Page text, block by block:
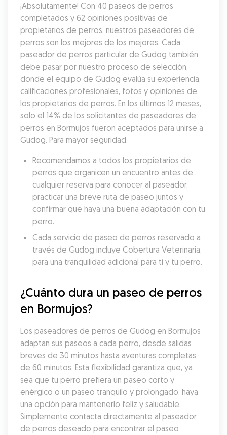
¡Absolutamente! Con 40 paseos de perros
completados y 62 opiniones positivas de
propietarios de perros, nuestros paseadores de
perros son los mejores de los mejores. Cada
paseador de perros particular de Gudog también
debe pasar por nuestro proceso de selección,
donde el equipo de Gudog evalúa su experiencia,
calificaciones profesionales, fotos y opiniones de
los propietarios de perros. En los últimos 12 meses,
solo el 14% de los solicitantes de paseadores de
perros en Bormujos fueron aceptados para unirse a
Gudog. Para mayor seguridad:
Recomendamos a todos los propietarios de
perros que organicen un encuentro antes de
cualquier reserva para conocer al paseador,
practicar una breve ruta de paseo juntos y
confirmar que haya una buena adaptación con tu
perro.
Cada servicio de paseo de perros reservado a
través de Gudog incluye Cobertura Veterinaria,
para una tranquilidad adicional para ti y tu perro.
¿Cuánto dura un paseo de perros
en Bormujos?
Los paseadores de perros de Gudog en Bormujos
adaptan sus paseos a cada perro, desde salidas
breves de 30 minutos hasta aventuras completas
de 60 minutos. Esta flexibilidad garantiza que, ya
sea que tu perro prefiera un paseo corto y
enérgico o un paseo tranquilo y prolongado, haya
una opción para mantenerlo feliz y saludable.
Simplemente contacta directamente al paseador
de perros deseado para encontrar el paseo